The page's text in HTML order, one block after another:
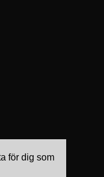
för dig som